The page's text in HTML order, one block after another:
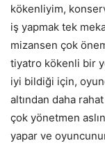
kökenliyim,
iş yapmak tek
mizansen çok
tiyatro kökenli bir
iyi bildiği için,
altından daha
çok yönetmen
yapar ve